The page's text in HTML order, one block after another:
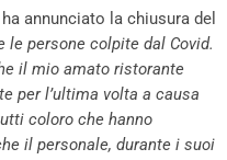
annunciato la chiusura del
persone colpite dal Covid.
il mio amato ristorante
per l’ultima volta a causa
coloro che hanno
il personale, durante i suoi